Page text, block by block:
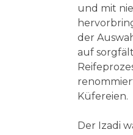
und mit
der
auf
Küfereien.
Der Izadi